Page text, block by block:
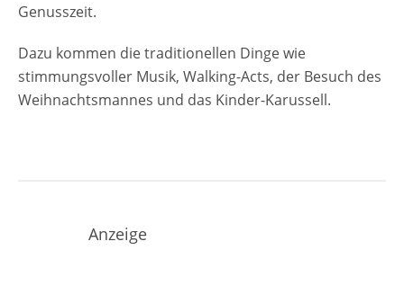
Genusszeit.
Dazu kommen die traditionellen Dinge wie
stimmungsvoller Musik, Walking-Acts, der Besuch des
Weihnachtsmannes und das Kinder-Karussell.
Anzeige